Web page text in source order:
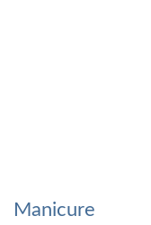
Manicure